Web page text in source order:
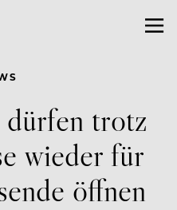
trotz
wieder für
öffnen